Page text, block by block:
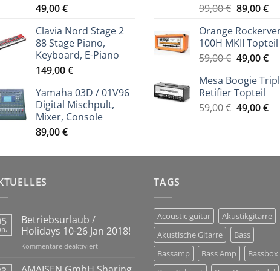
49,00€
Clavia Nord Stage 2
88 Stage Piano,
Keyboard, E-Piano
149,00€
Yamaha 03D / 01V96
Digital Mischpult,
Mixer, Console
89,00€
99,00€
war:
99,00 €
89,00€
Orange
100H MKII Topteil
59,00€
war:
59,00 €
49,00€
Mesa Boogie
Retifier Topteil
59,00€ 49,00€
Betriebsurlaub /
Holidays 10-26 Jan 2018!
Kommentare deaktiviertfür
/
TAGS
Acoustic guitar
Akustikgitarre
Akustische Gitarre
Bass
Bassamp
Bass Amp
Bassbox